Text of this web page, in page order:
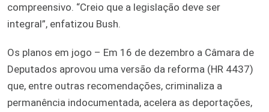
compreensivo. “Creio que a legislação deve ser
integral”, enfatizou Bush.
Os planos em jogo – Em 16 de dezembro a Câmara de
Deputados aprovou uma versão da reforma (HR 4437)
que, entre outras recomendações, criminaliza a
permanência indocumentada, acelera as deportações,